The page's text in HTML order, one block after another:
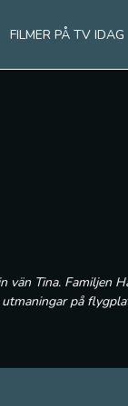
FILMER PÅ TV IDAG
vän Tina. Familjen
på